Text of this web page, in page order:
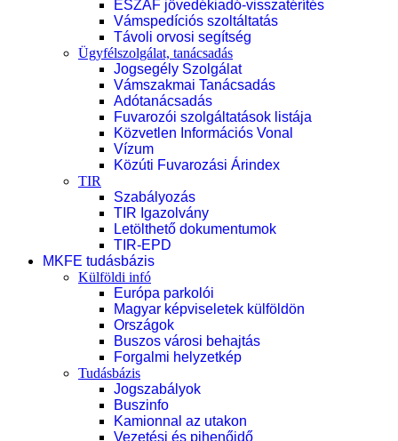
ESZAF jövedékiadó-visszatérítés
Vámspedíciós szoltáltatás
Távoli orvosi segítség
Ügyfélszolgálat, tanácsadás
Jogsegély Szolgálat
Vámszakmai Tanácsadás
Adótanácsadás
Fuvarozói szolgáltatások listája
Közvetlen Információs Vonal
Vízum
Közúti Fuvarozási Árindex
TIR
Szabályozás
TIR Igazolvány
Letölthető dokumentumok
TIR-EPD
MKFE tudásbázis
Külföldi infó
Európa parkolói
Magyar képviseletek külföldön
Országok
Buszos városi behajtás
Forgalmi helyzetkép
Tudásbázis
Jogszabályok
Buszinfo
Kamionnal az utakon
Vezetési és pihenőidő